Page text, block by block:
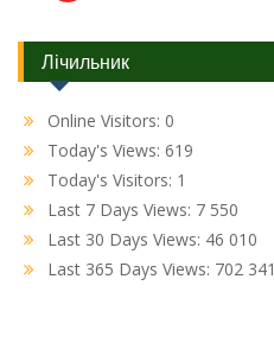
Лічильник
Online Visitors: 0
Today's Views: 619
Today's Visitors: 1
Last 7 Days Views: 7 550
Last 30 Days Views: 46 010
Last 365 Days Views: 702 341